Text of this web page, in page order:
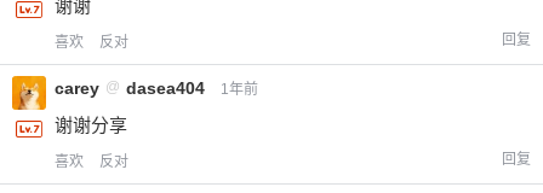
谢谢
喜欢 反对 回复
carey @ dasea404 1年前
谢谢分享
喜欢 反对 回复